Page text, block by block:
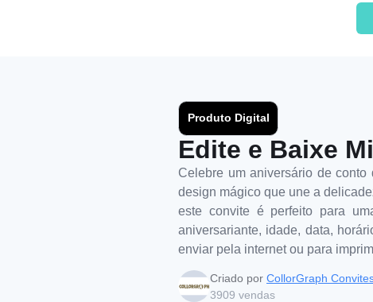
Produto Digital
Edite e Baixe
Celebre um aniversário de
design mágico que une a
este convite é perfeito para
aniversariante, idade, data,
enviar pela internet ou para
Criado por CollorGraph
3909 vendas